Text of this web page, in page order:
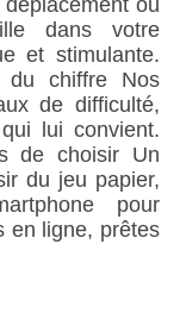
ou
dans votre
et stimulante.
du chiffre Nos
de difficulté,
lui convient.
de choisir Un
du jeu papier,
pour
en ligne, prêtes